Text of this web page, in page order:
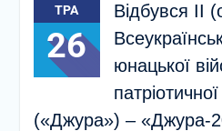
ТРА
26
Відбувся ІІ
юнацької
(«Джура») – «Джура-